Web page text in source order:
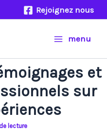
Rejoignez nous
menu
et
sur
lecture